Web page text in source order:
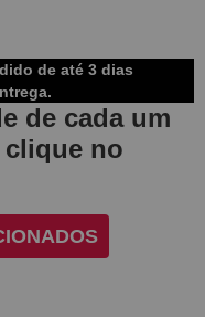
de até 3 dias
de cada um
clique no